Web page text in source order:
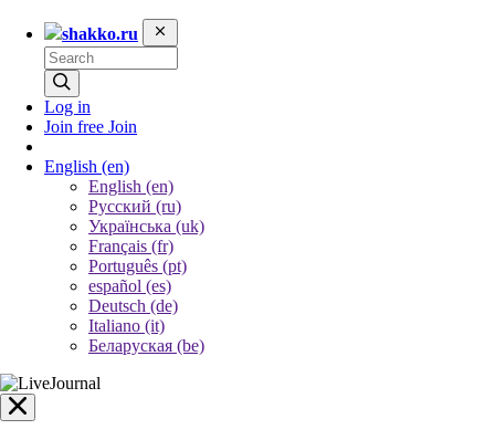
shakko.ru
Log in
Join free Join
English (en)
English (en)
Русский (ru)
Українська (uk)
Français (fr)
Português (pt)
español (es)
Deutsch (de)
Italiano (it)
Беларуская (be)